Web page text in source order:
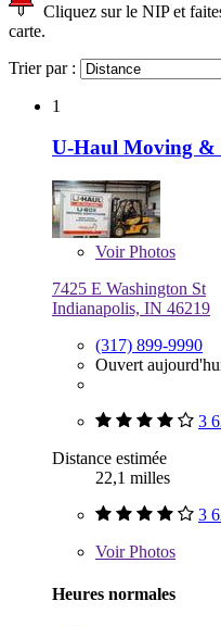
Cliquez sur le NIP et
carte.
Trier par :
1
U-Haul Moving &
VoirPhotos
7425 E Washington St
Indianapolis, IN 46219
(317) 899-9990
Ouvert
3
Distance estimée
22,1 milles
3
VoirPhotos
Heures normales